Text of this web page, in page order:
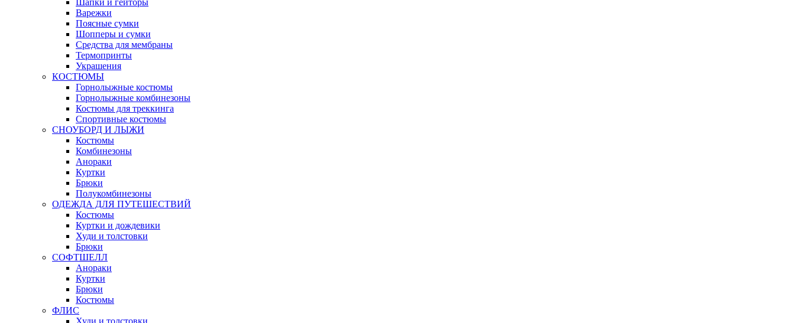
Шапки и гейторы
Варежки
Поясные сумки
Шопперы и сумки
Средства для мембраны
Термопринты
Украшения
КОСТЮМЫ
Горнолыжные костюмы
Горнолыжные комбинезоны
Костюмы для треккинга
Спортивные костюмы
СНОУБОРД И ЛЫЖИ
Костюмы
Комбинезоны
Анораки
Куртки
Брюки
Полукомбинезоны
ОДЕЖДА ДЛЯ ПУТЕШЕСТВИЙ
Костюмы
Куртки и дождевики
Худи и толстовки
Брюки
СОФТШЕЛЛ
Анораки
Куртки
Брюки
Костюмы
ФЛИС
Худи и толстовки